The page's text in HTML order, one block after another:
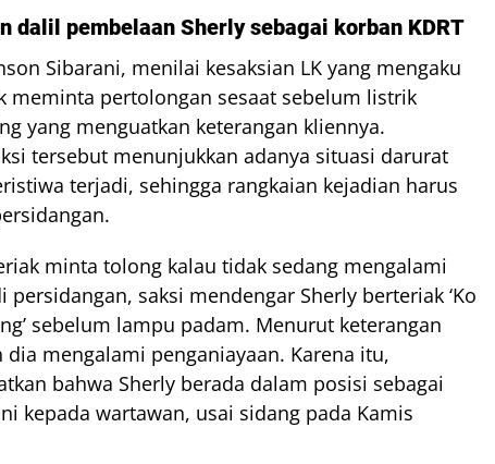
dalil pembelaan Sherly sebagai korban KDRT
Sibarani, menilai kesaksian LK yang mengaku
meminta pertolongan sesaat sebelum listrik
yang menguatkan keterangan kliennya.
tersebut menunjukkan adanya situasi darurat
terjadi, sehingga rangkaian kejadian harus
minta tolong kalau tidak sedang mengalami
persidangan, saksi mendengar Sherly berteriak ‘Ko
sebelum lampu padam. Menurut keterangan
mengalami penganiayaan. Karena itu,
bahwa Sherly berada dalam posisi sebagai
kepada wartawan, usai sidang pada Kamis